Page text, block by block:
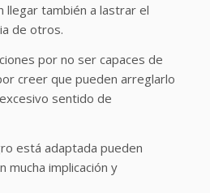
también a lastrar el
de otros.
por no ser capaces de
creer que pueden arreglarlo
sentido de
está adaptada pueden
mucha implicación y